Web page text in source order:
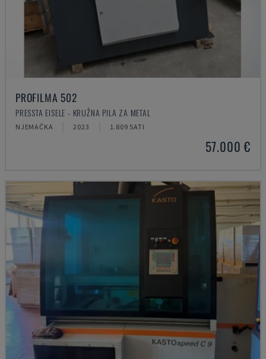
PROFILMA 502
PRESSTA EISELE - KRUŽNA PILA ZA METAL
NJEMAČKA 2023 1.809 SATI
57.000 €